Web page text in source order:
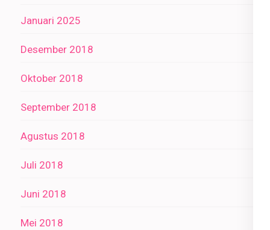
Januari 2025
Desember 2018
Oktober 2018
September 2018
Agustus 2018
Juli 2018
Juni 2018
Mei 2018